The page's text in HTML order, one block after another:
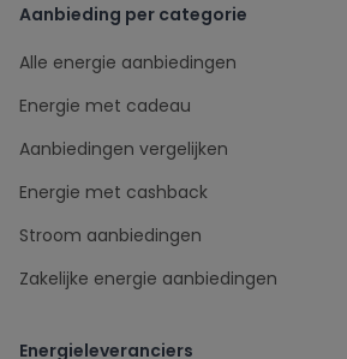
Aanbieding per categorie
Alle energie aanbiedingen
Energie met cadeau
Aanbiedingen vergelijken
Energie met cashback
Stroom aanbiedingen
Zakelijke energie aanbiedingen
Energieleveranciers